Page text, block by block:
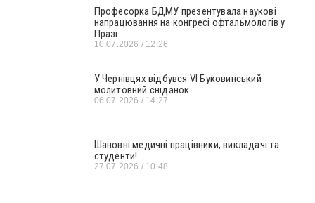
Професорка БДМУ презентувала наукові
напрацювання на конгресі офтальмологів у
Празі
10.07.2026 12:26
У Чернівцях відбувся VI Буковинський
молитовний сніданок
06.07.2026 14:27
Шановні медичні працівники, викладачі та
студенти!
27.07.2026 10:48